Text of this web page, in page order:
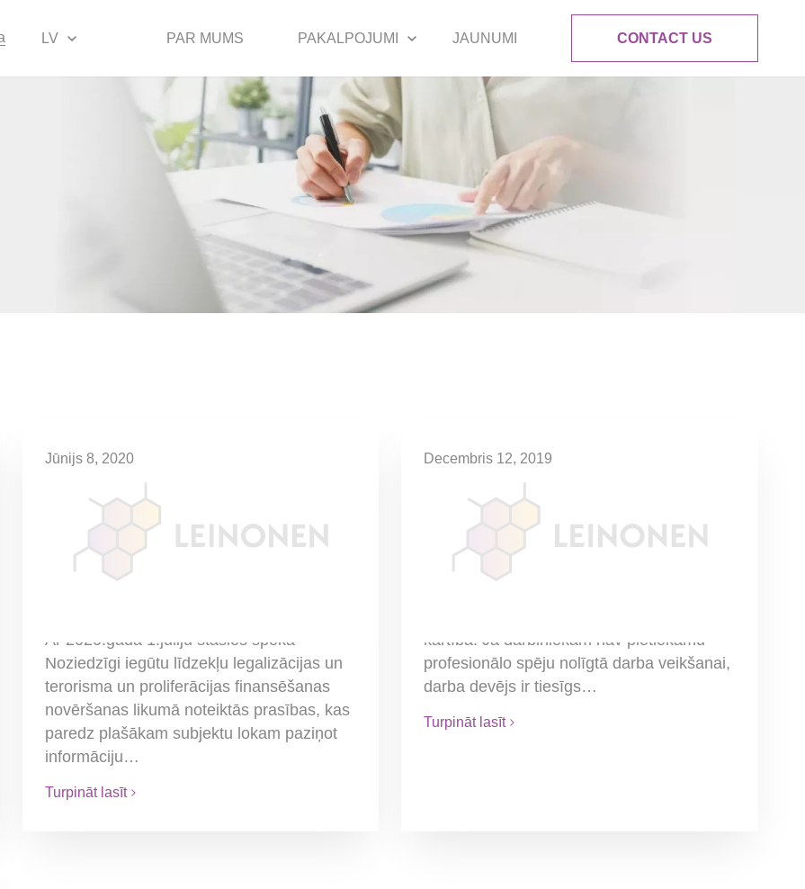
LV PAR MUMS PAKALPOJUMI JAUNUMI CONTACT US
Jūnijs 8, 2020
Stāsies spēkā pienākums
ārvalstu komersantu filiālēm,
pārstāvniecībām un
pastāvīgajām pārstāvniecībām
paziņot par to patiesā labuma
Ar 2020.gada 1.jūliju stāsies spēkā
Noziedzīgi iegūtu līdzekļu legalizācijas un
terorisma un proliferācijas finansēšanas
novēršanas likumā noteiktās prasības, kas
paredz plašākam subjektu lokam paziņot
informāciju…
Turpināt lasīt
Decembris 12, 2019
Darba attiecību izbeigšana
gadījumos, kad darbiniekam
nav pietiekamu profesionālo
spēju nolīgtā darba veikšanai
kārtībā. Ja darbiniekam nav pietiekamu
profesionālo spēju nolīgtā darba veikšanai,
darba devējs ir tiesīgs…
Turpināt lasīt